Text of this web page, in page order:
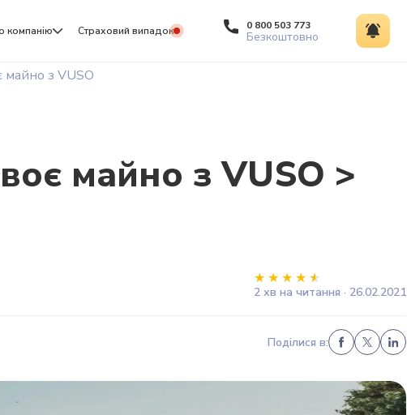
компанію Страховий випадок 0 800 503 773
Безкоштовно
майно з VUSO
майно з VUSO >
2 хв на читання · 26.02.2021
Поділися в: